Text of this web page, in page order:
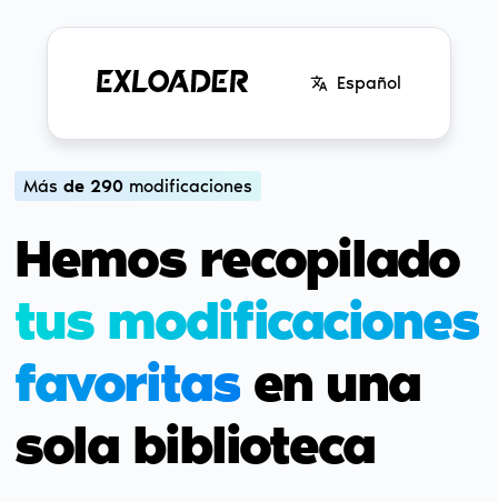
Español
Más de 290 modificaciones
Hemos recopilado
tus modificaciones
favoritas en una
sola biblioteca